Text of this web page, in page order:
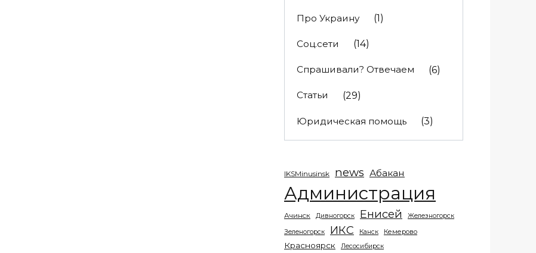
Про Украину (1)
Соц.сети (14)
Спрашивали? Отвечаем (6)
Статьи (29)
Юридическая помощь (3)
IKSMinusinsk news Абакан
Администрация
Ачинск Дивногорск Енисей Железногорск
Зеленогорск ИКС Канск Кемерово
Красноярск Лесосибирск